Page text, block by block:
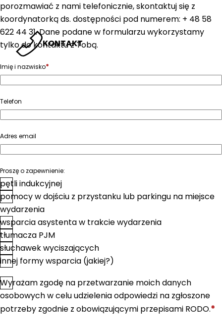
KONTAKT
porozmawiać z nami telefonicznie, skontaktuj się z
koordynatorką ds. dostępności pod numerem: + 48 58
622 44 31. Dane podane w formularzu wykorzystamy
tylko do kontaktu z Tobą.
Imię i nazwisko*
Telefon
Adres email
Proszę o zapewnienie:
pętli indukcyjnej
pomocy w dojściu z przystanku lub parkingu na miejsce
wydarzenia
wsparcia asystenta w trakcie wydarzenia
tłumacza PJM
słuchawek wyciszających
innej formy wsparcia (jakiej?)
Zgoda*
Wyrażam zgodę na przetwarzanie moich danych
osobowych w celu udzielenia odpowiedzi na zgłoszone
potrzeby zgodnie z obowiązującymi przepisami RODO.*